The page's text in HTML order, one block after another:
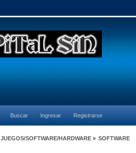
Buscar Ingresar Registrarse
JUEGOS/SOFTWARE/HARDWARE» SOFTWARE